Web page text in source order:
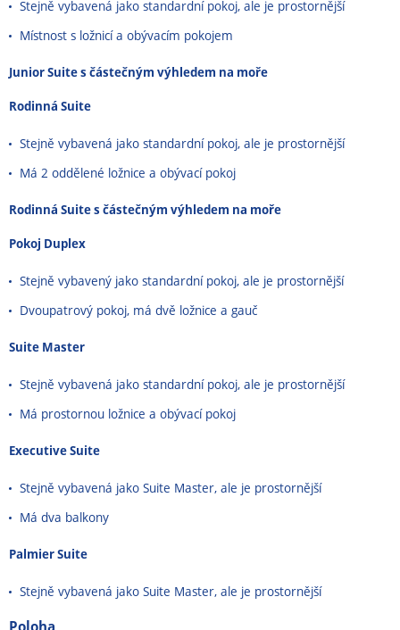
Stejně vybavená jako standardní pokoj, ale je prostornější
Místnost s ložnicí a obývacím pokojem
Junior Suite s částečným výhledem na moře
Rodinná Suite
Stejně vybavená jako standardní pokoj, ale je prostornější
Má 2 oddělené ložnice a obývací pokoj
Rodinná Suite s částečným výhledem na moře
Pokoj Duplex
Stejně vybavený jako standardní pokoj, ale je prostornější
Dvoupatrový pokoj, má dvě ložnice a gauč
Suite Master
Stejně vybavená jako standardní pokoj, ale je prostornější
Má prostornou ložnice a obývací pokoj
Executive Suite
Stejně vybavená jako Suite Master, ale je prostornější
Má dva balkony
Palmier Suite
Stejně vybavená jako Suite Master, ale je prostornější